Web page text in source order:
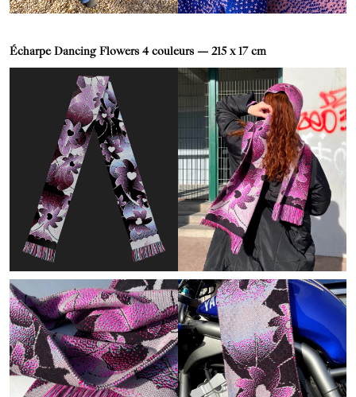
Écharpe Dancing Flowers 4 couleurs — 215 x 17 cm